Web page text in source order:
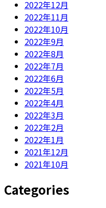
2022年12月
2022年11月
2022年10月
2022年9月
2022年8月
2022年7月
2022年6月
2022年5月
2022年4月
2022年3月
2022年2月
2022年1月
2021年12月
2021年10月
Categories